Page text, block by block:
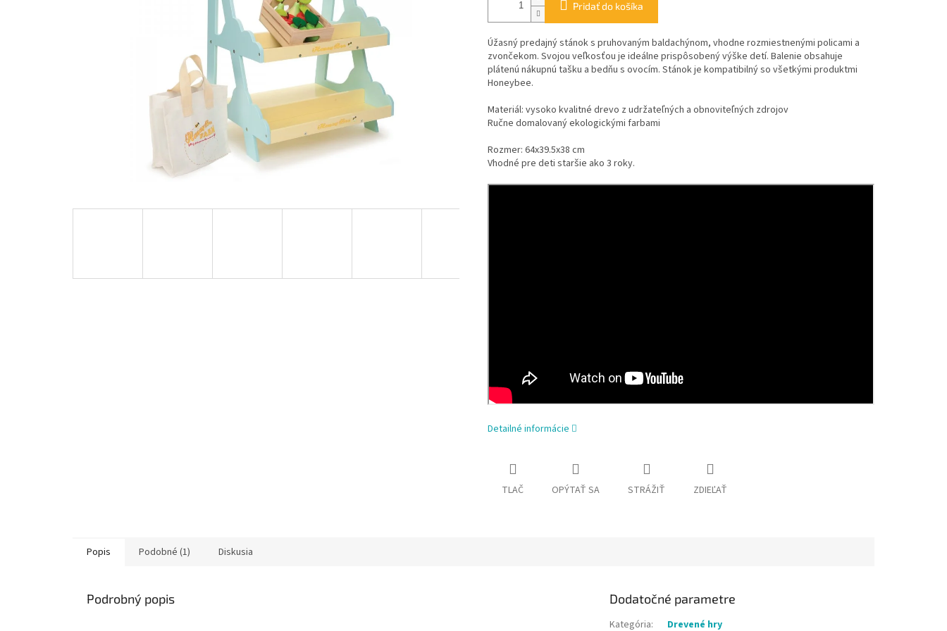
Pridať do košíka
Úžasný predajný stánok s pruhovaným baldachýnom, vhodne rozmiestnenými policami a
zvončekom. Svojou veľkosťou je ideálne prispôsobený výške detí. Balenie obsahuje
plátenú nákupnú tašku a bedňu s ovocím. Stánok je kompatibilný so všetkými produktmi
Honeybee.
Materiál: vysoko kvalitné drevo z udržateľných a obnoviteľných zdrojov
Ručne domalovaný ekologickými farbami
Rozmer: 64x39.5x38 cm
Vhodné pre deti staršie ako 3 roky.
Detailné informácie
TLAČ OPÝTAŤ SA STRÁŽIŤ ZDIEĽAŤ
Popis Podobné (1) Diskusia
Podrobný popis Dodatočné parametre
Kategória: Drevené hry